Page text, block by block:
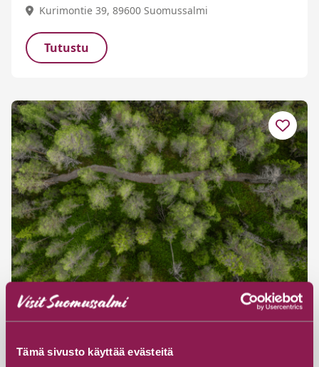
Tämä sivusto käyttää evästeitä
Kurimontie 39, 89600 Suomussalmi
Tutustu
Hossa–Martinselkonen, 57 km